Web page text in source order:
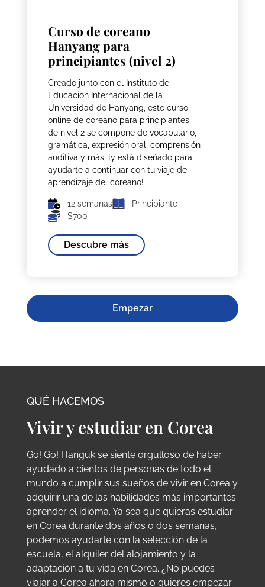
Curso de coreano
Hanyang para
principiantes (nivel 2)
Creado junto con el Instituto de
Educación Internacional de la
Universidad de Hanyang, este curso
online de coreano para principiantes
de nivel 2 se compone de vocabulario,
gramática, expresión oral, comprensión
auditiva y más, ¡y está diseñado para
ayudarte a continuar con tu viaje de
aprendizaje del coreano!
12 semanas
Principiante
$700
Descubre más
Empezar
QUÉ HACEMOS
Vivir y estudiar en Corea
Go! Go! Hanguk se siente orgulloso de haber
ayudado a cientos de personas de todo el
mundo a cumplir sus sueños de vivir en Corea y
adquirir una de las habilidades más importantes:
aprender el idioma. Ya sea que quieras estudiar
en Corea durante dos años o dos semanas,
podemos ayudarte con la selección de la
escuela, el alquiler del alojamiento y la
adaptación a tu vida en Corea. ¿No puedes
viajar a Corea ahora mismo o quieres empezar